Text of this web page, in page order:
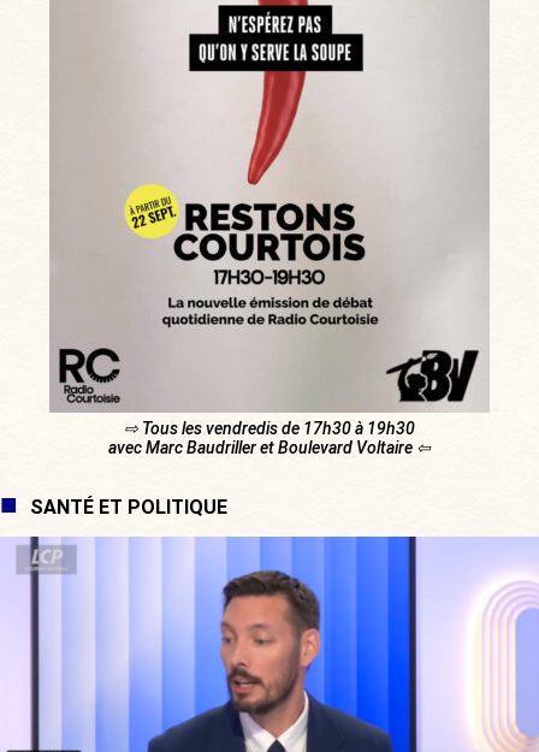
⇨ Tous les vendredis de 17h30 à 19h30
avec Marc Baudriller et Boulevard Voltaire ⇦
SANTÉ ET POLITIQUE